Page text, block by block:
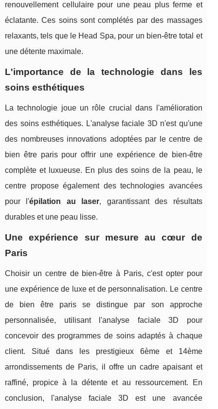
renouvellement cellulaire pour une peau plus ferme et
éclatante. Ces soins sont complétés par des massages
relaxants, tels que le Head Spa, pour un bien-être total et
une détente maximale.
L'importance de la technologie dans les
soins esthétiques
La technologie joue un rôle crucial dans l'amélioration
des soins esthétiques. L'analyse faciale 3D n'est qu'une
des nombreuses innovations adoptées par le centre de
bien être paris pour offrir une expérience de bien-être
complète et luxueuse. En plus des soins de la peau, le
centre propose également des technologies avancées
pour l'épilation au laser, garantissant des résultats
durables et une peau lisse.
Une expérience sur mesure au cœur de
Paris
Choisir un centre de bien-être à Paris, c'est opter pour
une expérience de luxe et de personnalisation. Le centre
de bien être paris se distingue par son approche
personnalisée, utilisant l'analyse faciale 3D pour
concevoir des programmes de soins adaptés à chaque
client. Situé dans les prestigieux 6ème et 14ème
arrondissements de Paris, il offre un cadre apaisant et
raffiné, propice à la détente et au ressourcement. En
conclusion, l'analyse faciale 3D est une avancée